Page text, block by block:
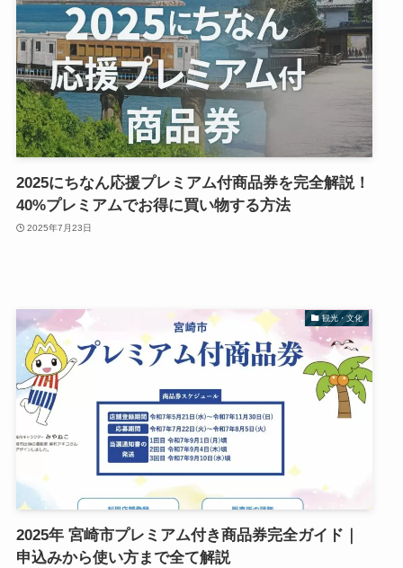
2025にちなん応援プレミアム付商品券を完全解説！
40%プレミアムでお得に買い物する方法
2025年7月23日
観光・文化
2025年 宮崎市プレミアム付き商品券完全ガイド｜
申込みから使い方まで全て解説